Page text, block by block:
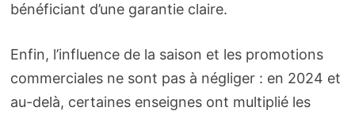
bénéficiant d’une garantie claire.
Enfin, l’influence de la saison et les promotions
commerciales ne sont pas à négliger : en 2024 et
au-delà, certaines enseignes ont multiplié les